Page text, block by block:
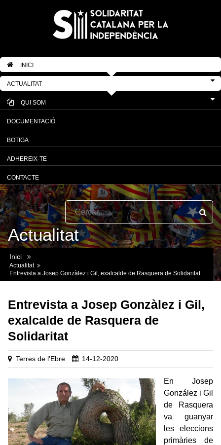
INICI
ACTUALITAT
QUI SOM
DOCUMENTACIÓ
BOTIGA
ADHEREIX-TE
CONTACTE
Inici
Actualitat
Entrevista a Josep Gonzàlez i Gil, exalcalde de Rasquera de Solidaritat
Actualitat
Entrevista a Josep Gonzàlez i Gil,
exalcalde de Rasquera de
Solidaritat
Terres de l'Ebre 14-12-2020
En Josep
González i Gil
de Rasquera
va guanyar
les eleccions
primàries de